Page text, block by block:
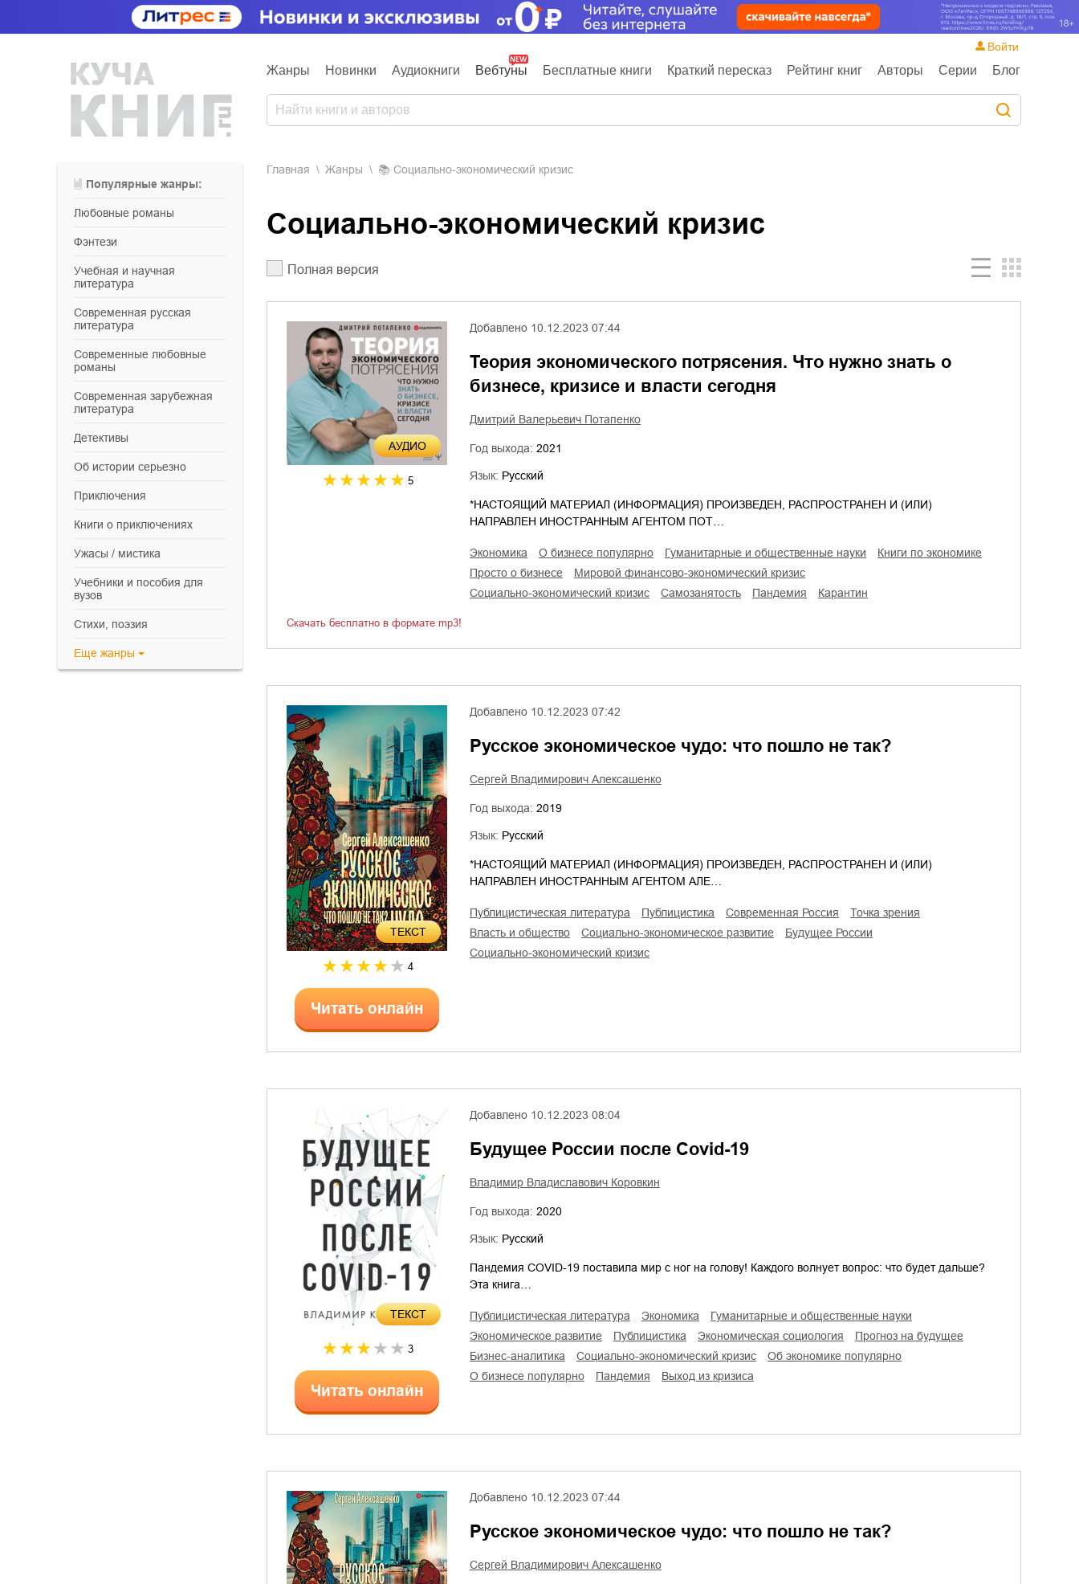
Жанры Новинки Аудиокниги Вебтуны Бесплатные книги Краткий пересказ Рейтинг книг Авторы Серии Блог
Войти
Популярные жанры:
любовные романы
фэнтези
учебная и научная
литература
современная русская
литература
современные любовные
романы
современная зарубежная
литература
детективы
об истории серьезно
приключения
книги о приключениях
ужасы / мистика
учебники и пособия для
вузов
cтихи, поэзия
Еще жанры
Главная Жанры Социально-экономический кризис
Социально-экономический кризис
Полная версия
AУДИО
5
Добавлено 10.12.2023 07:44
Теория экономического потрясения. Что нужно знать о
бизнесе, кризисе и власти сегодня
Дмитрий Валерьевич Потапенко
Год выхода: 2021
Язык: Русский
*НАСТОЯЩИЙ МАТЕРИАЛ (ИНФОРМАЦИЯ) ПРОИЗВЕДЕН, РАСПРОСТРАНЕН И (ИЛИ)
НАПРАВЛЕН ИНОСТРАННЫМ АГЕНТОМ ПОТ…
экономика о бизнесе популярно гуманитарные и общественные науки
книги по экономике
просто о бизнесе
мировой финансово-экономический кризис
социально-экономический кризис
самозанятость пандемия карантин
Скачать бесплатно в формате mp3!
ТЕКСТ
4
Читать онлайн
Добавлено 10.12.2023 07:42
Русское экономическое чудо: что пошло не так?
Сергей Владимирович Алексашенко
Год выхода: 2019
Язык: Русский
*НАСТОЯЩИЙ МАТЕРИАЛ (ИНФОРМАЦИЯ) ПРОИЗВЕДЕН, РАСПРОСТРАНЕН И (ИЛИ)
НАПРАВЛЕН ИНОСТРАННЫМ АГЕНТОМ АЛЕ…
публицистическая литература публицистика современная Россия
точка зрения
власть и общество
социально-экономическое развитие
будущее России
социально-экономический кризис
ТЕКСТ
3
Читать онлайн
Добавлено 10.12.2023 08:04
Будущее России после Covid-19
Владимир Владиславович Коровкин
Год выхода: 2020
Язык: Русский
Пандемия COVID-19 поставила мир с ног на голову! Каждого волнует вопрос: что будет дальше?
Эта книга…
публицистическая литература экономика
гуманитарные и общественные науки
экономическое развитие
публицистика экономическая социология
прогноз на будущее
бизнес-аналитика
социально-экономический кризис
об экономике популярно
о бизнесе популярно
пандемия выход из кризиса
Добавлено 10.12.2023 07:44
Русское экономическое чудо: что пошло не так?
Сергей Владимирович Алексашенко